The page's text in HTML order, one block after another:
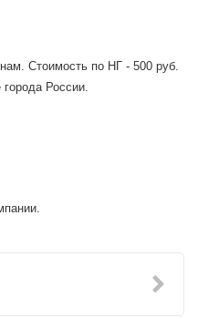
Стоимость по НГ - 500 руб.
города России.